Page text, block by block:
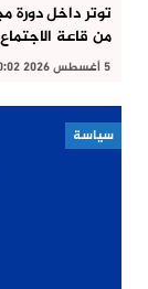
توتر داخل
من قاعة الاجتماع
5 أغسطس 2026 20:02
سياسة